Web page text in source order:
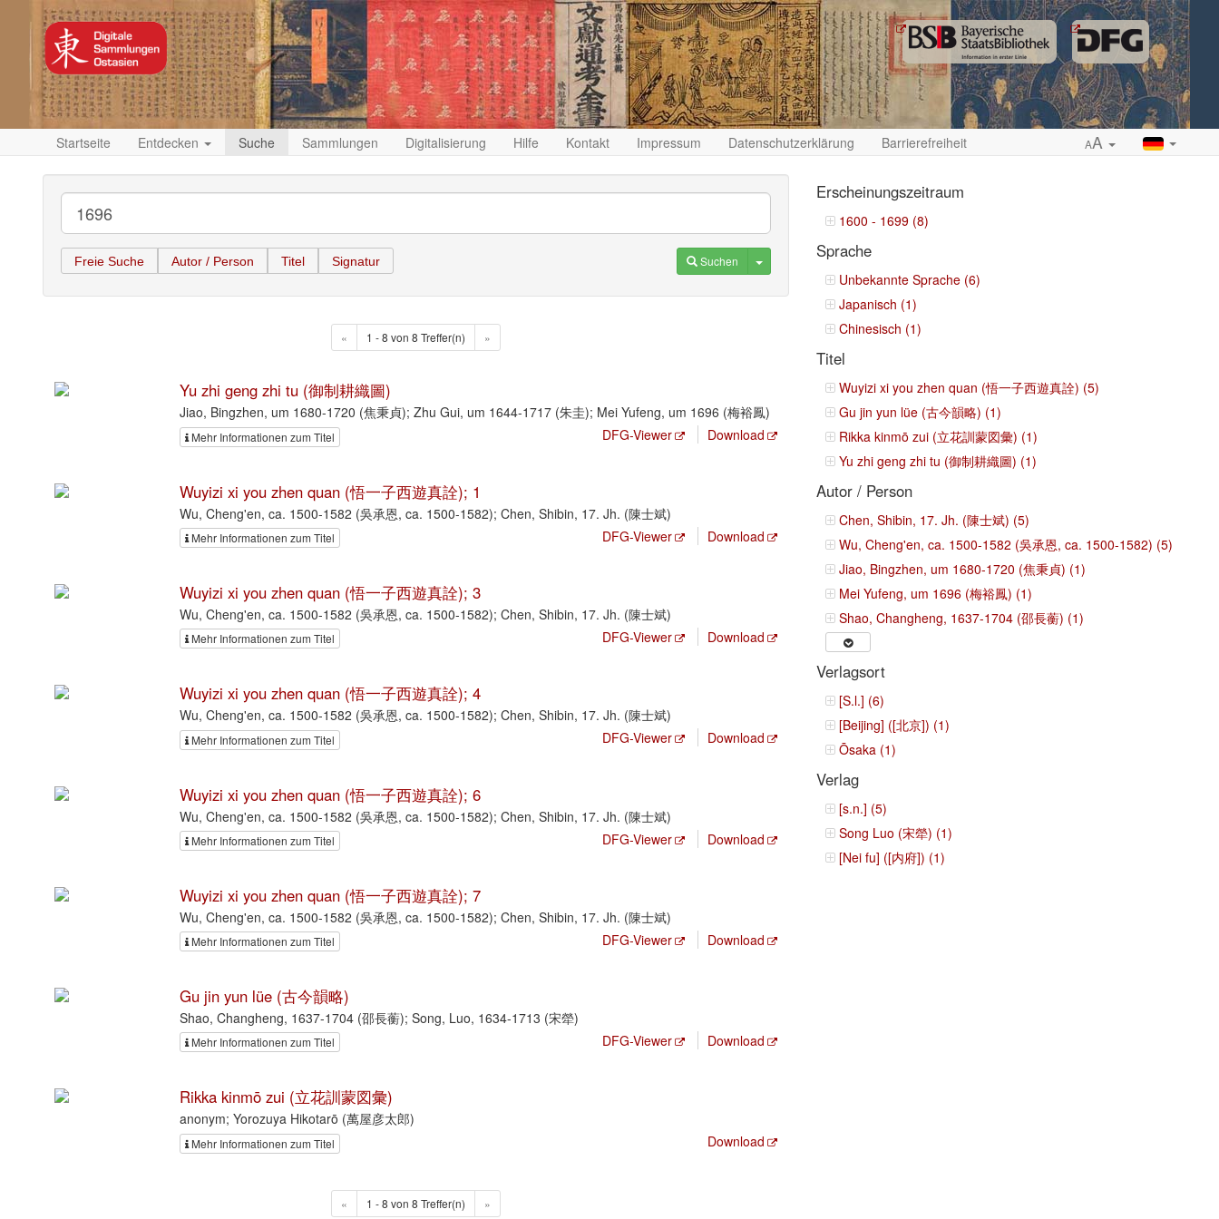
Startseite Entdecken Suche Sammlungen Digitalisierung Hilfe Kontakt Impressum Datenschutzerklärung Barrierefreiheit AA
Freie Suche Autor / Person Titel Signatur Suchen Toggle Dropdown
« 1 - 8 von 8 Treffer(n) »
Yu zhi geng zhi tu (御制耕織圖)
Jiao, Bingzhen, um 1680-1720 (焦秉貞); Zhu Gui, um 1644-1717 (朱圭); Mei Yufeng, um 1696 (梅裕鳳)
Mehr Informationen zum Titel DFG-Viewer Download
Wuyizi xi you zhen quan (悟一子西遊真詮); 1
Wu, Cheng'en, ca. 1500-1582 (吳承恩, ca. 1500-1582); Chen, Shibin, 17. Jh. (陳士斌)
Mehr Informationen zum Titel DFG-Viewer Download
Wuyizi xi you zhen quan (悟一子西遊真詮); 3
Wu, Cheng'en, ca. 1500-1582 (吳承恩, ca. 1500-1582); Chen, Shibin, 17. Jh. (陳士斌)
Mehr Informationen zum Titel DFG-Viewer Download
Wuyizi xi you zhen quan (悟一子西遊真詮); 4
Wu, Cheng'en, ca. 1500-1582 (吳承恩, ca. 1500-1582); Chen, Shibin, 17. Jh. (陳士斌)
Mehr Informationen zum Titel DFG-Viewer Download
Wuyizi xi you zhen quan (悟一子西遊真詮); 6
Wu, Cheng'en, ca. 1500-1582 (吳承恩, ca. 1500-1582); Chen, Shibin, 17. Jh. (陳士斌)
Mehr Informationen zum Titel DFG-Viewer Download
Wuyizi xi you zhen quan (悟一子西遊真詮); 7
Wu, Cheng'en, ca. 1500-1582 (吳承恩, ca. 1500-1582); Chen, Shibin, 17. Jh. (陳士斌)
Mehr Informationen zum Titel DFG-Viewer Download
Gu jin yun lüe (古今韻略)
Shao, Changheng, 1637-1704 (邵長蘅); Song, Luo, 1634-1713 (宋犖)
Mehr Informationen zum Titel DFG-Viewer Download
Rikka kinmō zui (立花訓蒙図彙)
anonym; Yorozuya Hikotarō (萬屋彦太郎)
Mehr Informationen zum Titel Download
« 1 - 8 von 8 Treffer(n) »
Erscheinungszeitraum
1600 - 1699 (8)
Sprache
Unbekannte Sprache (6)
Japanisch (1)
Chinesisch (1)
Titel
Wuyizi xi you zhen quan (悟一子西遊真詮) (5)
Gu jin yun lüe (古今韻略) (1)
Rikka kinmō zui (立花訓蒙図彙) (1)
Yu zhi geng zhi tu (御制耕織圖) (1)
Autor / Person
Chen, Shibin, 17. Jh. (陳士斌) (5)
Wu, Cheng'en, ca. 1500-1582 (吳承恩, ca. 1500-1582) (5)
Jiao, Bingzhen, um 1680-1720 (焦秉貞) (1)
Mei Yufeng, um 1696 (梅裕鳳) (1)
Shao, Changheng, 1637-1704 (邵長蘅) (1)
Verlagsort
[S.l.] (6)
[Beijing] ([北京]) (1)
Ōsaka (1)
Verlag
[s.n.] (5)
Song Luo (宋犖) (1)
[Nei fu] ([内府]) (1)